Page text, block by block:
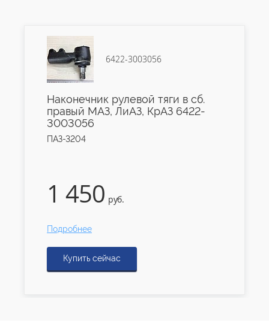
6422-3003056
Наконечник рулевой тяги в сб.
правый МАЗ, ЛиАЗ, КрАЗ 6422-
3003056
ПАЗ-3204
1 450 руб.
Подробнее
Купить сейчас